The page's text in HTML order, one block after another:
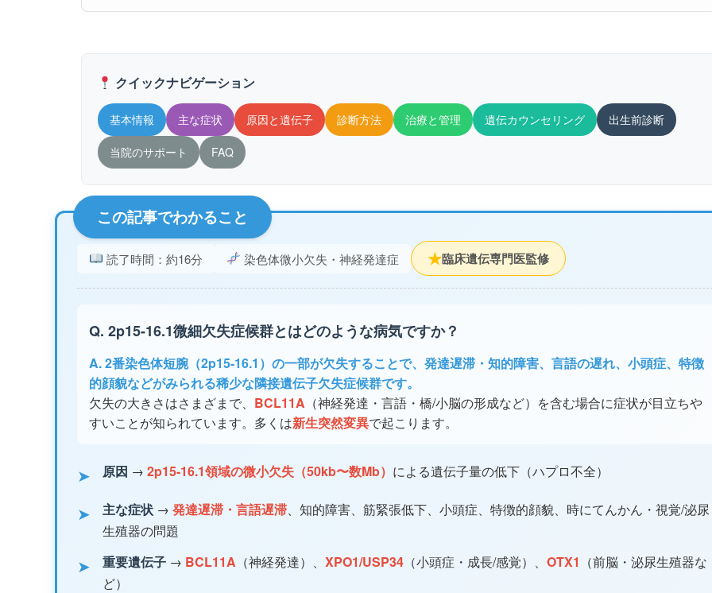
クイックナビゲーション
基本情報 主な症状 原因と遺伝子 診断方法 治療と管理 遺伝カウンセリング 出生前診断
当院のサポート FAQ
この記事でわかること
読了時間：約16分 染色体微小欠失・神経発達症 ★臨床遺伝専門医監修
Q. 2p15-16.1微細欠失症候群とはどのような病気ですか？
A. 2番染色体短腕（2p15-16.1）の一部が欠失することで、発達遅滞・知的障害、言語の遅れ、小頭症、特徴
的顔貌などがみられる稀少な隣接遺伝子欠失症候群です。
欠失の大きさはさまざまで、 BCL11A （神経発達・言語・橋/小脳の形成など）を含む場合に症状が目立ちや
すいことが知られています。多くは新生突然変異で起こります。
➤ 原因 → 2p15-16.1領域の微小欠失（50kb〜数Mb） による遺伝子量の低下（ハプロ不全）
➤ 主な症状→ 発達遅滞・言語遅滞、知的障害、筋緊張低下、小頭症、特徴的顔貌、時にてんかん・視覚/泌尿
生殖器の問題
➤ 重要遺伝子→ BCL11A （神経発達）、 XPO1/USP34（小頭症・成長/感覚）、 OTX1 （前脳・泌尿生殖器な
ど）